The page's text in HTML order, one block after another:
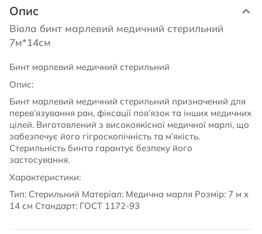
Опис
Віола бинт марлевий медичний стерильний
7м*14см
Бинт марлевий медичний стерильний
Опис:
Бинт марлевий медичний стерильний призначений для
перев’язування ран, фіксації пов’язок та інших медичних
цілей. Виготовлений з високоякісної медичної марлі, що
забезпечує його гігроскопічність та м’якість.
Стерильність бинта гарантує безпеку його
застосування.
Характеристики:
Тип: Стерильний Матеріал: Медична марля Розмір: 7 м x
14 см Стандарт: ГОСТ 1172-93